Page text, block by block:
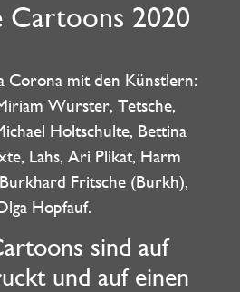
Cartoons 2020
Corona mit den Künstlern:
Wurster, Tetsche,
Holtschulte, Bettina
Lahs, Ari Plikat, Harm
Fritsche (Burkh),
Hopfauf.
sind auf
und auf einen